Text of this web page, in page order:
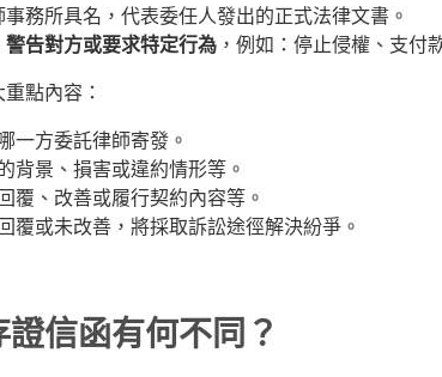
務所具名，代表委任人發出的正式法律文書。
警告對方或要求特定行為 ，例如：停止侵權、支付
點內容：
一方委託律師寄發。
背景、損害或違約情形等。
覆、改善或履行契約內容等。
覆或未改善，將採取訴訟途徑解決紛爭。
信函有何不同？